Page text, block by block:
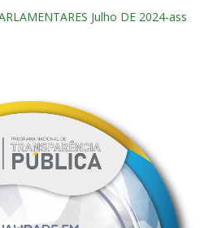
Julho DE 2024-ass